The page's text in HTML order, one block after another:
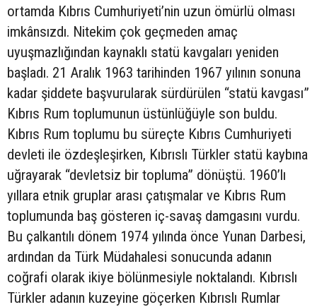
ortamda Kıbrıs Cumhuriyeti’nin uzun ömürlü olması
imkânsızdı. Nitekim çok geçmeden amaç
uyuşmazlığından kaynaklı statü kavgaları yeniden
başladı. 21 Aralık 1963 tarihinden 1967 yılının sonuna
kadar şiddete başvurularak sürdürülen “statü kavgası”
Kıbrıs Rum toplumunun üstünlüğüyle son buldu.
Kıbrıs Rum toplumu bu süreçte Kıbrıs Cumhuriyeti
devleti ile özdeşleşirken, Kıbrıslı Türkler statü kaybına
uğrayarak “devletsiz bir topluma” dönüştü. 1960’lı
yıllara etnik gruplar arası çatışmalar ve Kıbrıs Rum
toplumunda baş gösteren iç-savaş damgasını vurdu.
Bu çalkantılı dönem 1974 yılında önce Yunan Darbesi,
ardından da Türk Müdahalesi sonucunda adanın
coğrafi olarak ikiye bölünmesiyle noktalandı. Kıbrıslı
Türkler adanın kuzeyine göçerken Kıbrıslı Rumlar